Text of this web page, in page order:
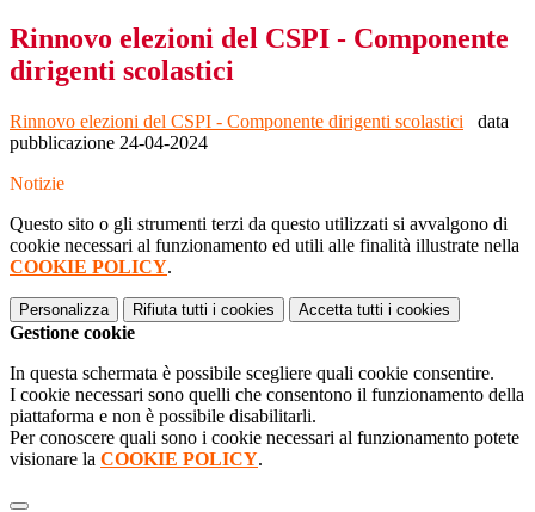
Rinnovo elezioni del CSPI - Componente
dirigenti scolastici
Rinnovo elezioni del CSPI - Componente dirigenti scolastici data
pubblicazione 24-04-2024
Notizie
Questo sito o gli strumenti terzi da questo utilizzati si avvalgono di
cookie necessari al funzionamento ed utili alle finalità illustrate nella
COOKIE POLICY.
Personalizza Rifiuta tutti i cookies Accetta tutti i cookies
Gestione cookie
In questa schermata è possibile scegliere quali cookie consentire.
I cookie necessari sono quelli che consentono il funzionamento della
piattaforma e non è possibile disabilitarli.
Per conoscere quali sono i cookie necessari al funzionamento potete
visionare la COOKIE POLICY.